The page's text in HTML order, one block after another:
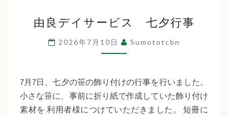
良
デ
イ
ー
ビ
ス
由良デイサービス 七夕行事
2026年7月10日 Sumototcbn
7月7日、七夕の笹の飾り付けの行事を行いました。
小さな笹に、事前に折り紙で作成していた飾り付け
素材を 利用者様につけていただきました。 短冊に